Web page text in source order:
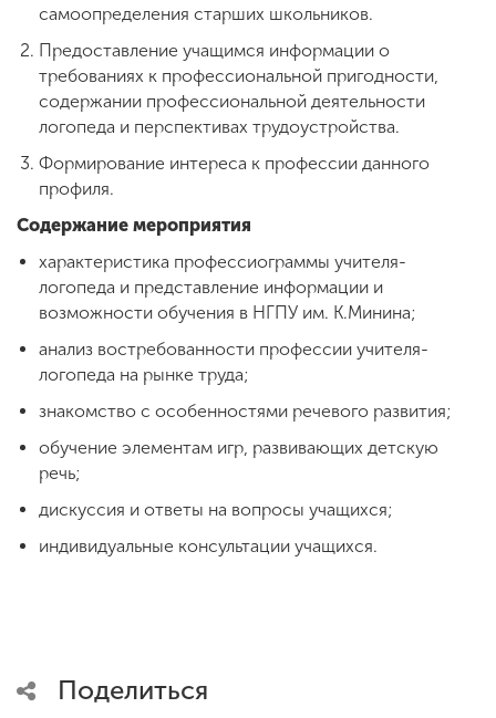
Приемная
комиссия
+7 (831) 262-26-20
самоопределения старших школьников.
Предоставление учащимся информации о
требованиях к профессиональной пригодности,
содержании профессиональной деятельности
логопеда и перспективах трудоустройства.
Формирование интереса к профессии данного
профиля.
Содержание мероприятия
характеристика профессиограммы учителя-
логопеда и представление информации и
возможности обучения в НГПУ им. К.Минина;
анализ востребованности профессии учителя-
логопеда на рынке труда;
знакомство с особенностями речевого развития;
обучение элементам игр, развивающих детскую
речь;
дискуссия и ответы на вопросы учащихся;
индивидуальные консультации учащихся.
Поделиться